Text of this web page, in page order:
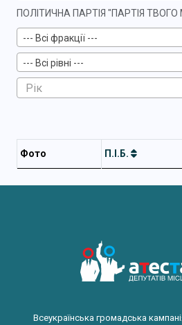
ПОЛІТИЧНА ПАРТІЯ "ПАРТІЯ ТВОГО
--- Всі фракції ---
--- Всі рівні ---
Фото П.І.Б.
Всеукраїнська громадська